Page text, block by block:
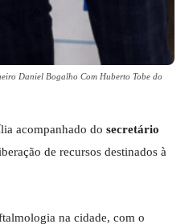
Daniel Bogalho Com Huberto Tobe do
acompanhado do secretário
de recursos destinados à
na cidade, com o